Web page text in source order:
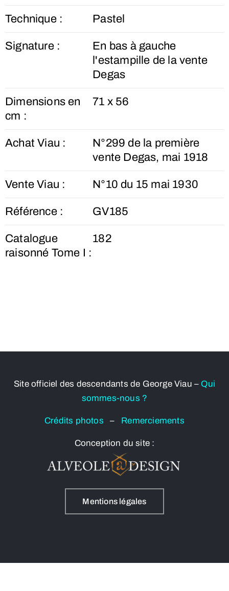
Technique : Pastel
Signature :
En bas à gauche
l'estampille de la vente
Degas
Dimensions en
cm :
71 x 56
Achat Viau :
N°299 de la première
vente Degas, mai 1918
Vente Viau : N°10 du 15 mai 1930
Référence : GV185
Catalogue
raisonné Tome I :
182
Site officiel des descendants de George Viau – Qui
sommes-nous ?
Crédits photos– Remerciements
Conception du site :
Mentions légales